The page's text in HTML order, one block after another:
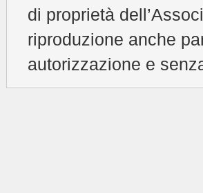
di proprietà
riproduzione anche
autorizzazione e